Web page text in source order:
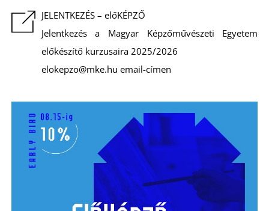
JELENTKEZÉS – előKÉPZŐ
Jelentkezés a Magyar Képzőművészeti Egyetem
előkészítő kurzusaira 2025/2026
elokepzo@mke.hu email-címen